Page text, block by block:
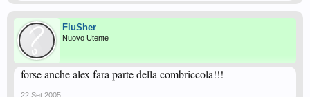
FluSher
Nuovo Utente
forse anche alex fara parte della combriccola!!!
22 Set 2005